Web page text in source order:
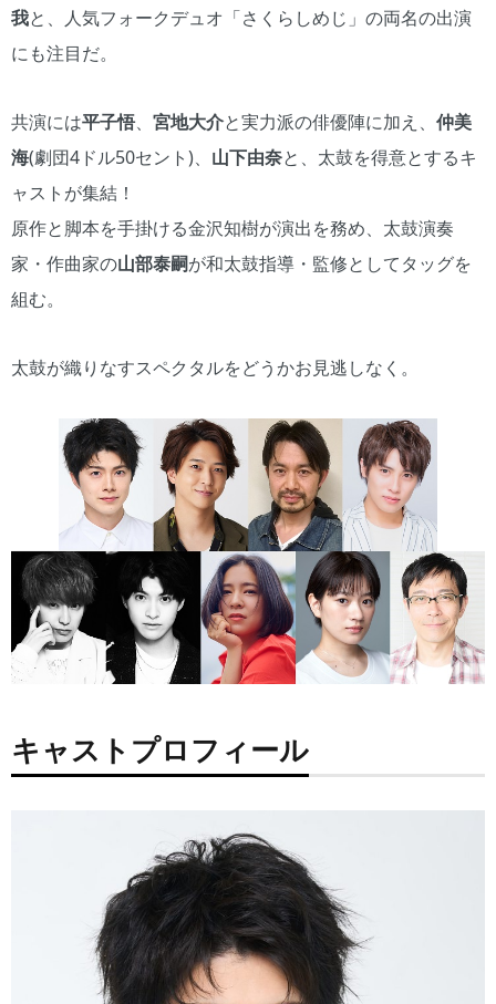
我と、人気フォークデュオ「さくらしめじ」の両名の出演
にも注目だ。
共演には平子悟、 宮地大介と実力派の俳優陣に加え、 仲美
海(劇団4ドル50セント)、 山下由奈と、太鼓を得意とするキ
ャストが集結！
原作と脚本を手掛ける金沢知樹が演出を務め、太鼓演奏
家・作曲家の山部泰嗣が和太鼓指導・監修としてタッグを
組む。
太鼓が織りなすスペクタルをどうかお見逃しなく。
キャストプロフィール